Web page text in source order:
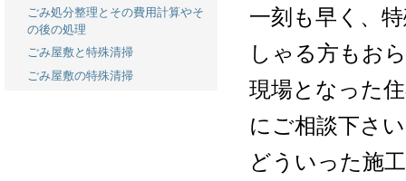
一刻も早く、
しゃる方もお
現場となった
にご相談下さ
どういった施
ごみ処分整理とその費用計算やそ
の後の処理
ごみ屋敷と特殊清掃
ごみ屋敷の特殊清掃